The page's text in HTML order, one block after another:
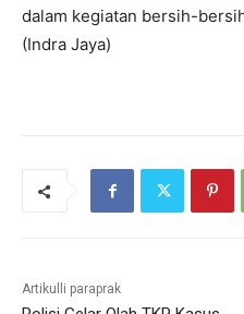
dalam kegiatan bersih-
(Indra Jaya)
Artikulli paraprak